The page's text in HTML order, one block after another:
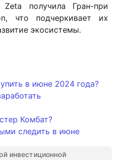
получила Гран-при
что подчеркивает их
экосистемы.
в июне 2024 года?
Комбат?
следить в июне
инвестиционной